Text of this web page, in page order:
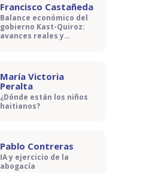
Francisco Castañeda
Balance económico del
gobierno Kast-Quiroz:
avances reales y
María Victoria
Peralta
¿Dónde están los niños
haitianos?
Pablo Contreras
IA y ejercicio de la
abogacía